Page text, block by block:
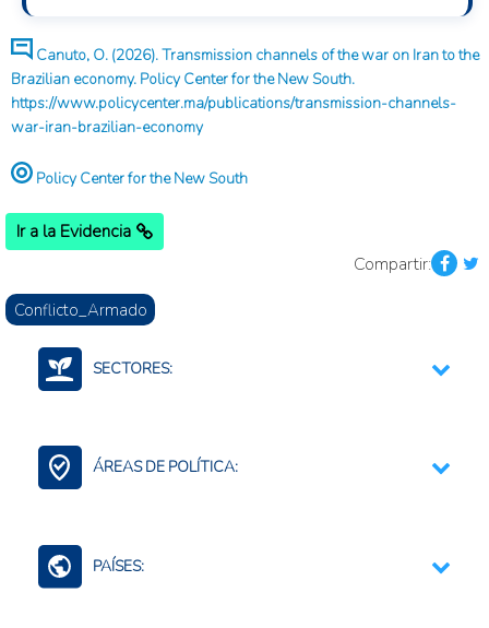
Canuto, O. (2026). Transmission channels of the war on Iran to the
Brazilian economy. Policy Center for the New South.
https://www.policycenter.ma/publications/transmission-channels-
war-iran-brazilian-economy
Policy Center for the New South
Ir a la Evidencia
Compartir:
Conflicto_Armado
SECTORES:
ÁREAS DE POLÍTICA:
Comercio Internacional e Integración Regional
PAÍSES: